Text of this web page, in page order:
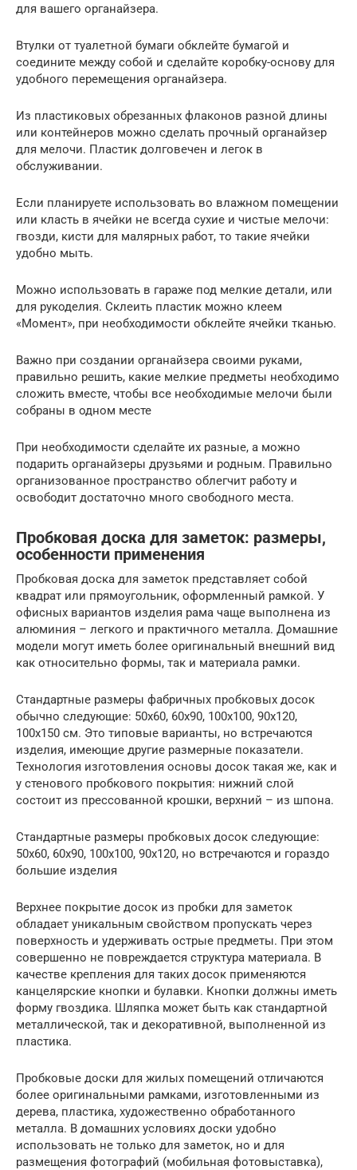
для вашего органайзера.
Втулки от туалетной бумаги обклейте бумагой и
соедините между собой и сделайте коробку-основу для
удобного перемещения органайзера.
Из пластиковых обрезанных флаконов разной длины
или контейнеров можно сделать прочный органайзер
для мелочи. Пластик долговечен и легок в
обслуживании.
Если планируете использовать во влажном помещении
или класть в ячейки не всегда сухие и чистые мелочи:
гвозди, кисти для малярных работ, то такие ячейки
удобно мыть.
Можно использовать в гараже под мелкие детали, или
для рукоделия. Склеить пластик можно клеем
«Момент», при необходимости обклейте ячейки тканью.
Важно при создании органайзера своими руками,
правильно решить, какие мелкие предметы необходимо
сложить вместе, чтобы все необходимые мелочи были
собраны в одном месте
При необходимости сделайте их разные, а можно
подарить органайзеры друзьями и родным. Правильно
организованное пространство облегчит работу и
освободит достаточно много свободного места.
Пробковая доска для заметок: размеры,
особенности применения
Пробковая доска для заметок представляет собой
квадрат или прямоугольник, оформленный рамкой. У
офисных вариантов изделия рама чаще выполнена из
алюминия – легкого и практичного металла. Домашние
модели могут иметь более оригинальный внешний вид
как относительно формы, так и материала рамки.
Стандартные размеры фабричных пробковых досок
обычно следующие: 50х60, 60х90, 100х100, 90х120,
100х150 см. Это типовые варианты, но встречаются
изделия, имеющие другие размерные показатели.
Технология изготовления основы досок такая же, как и
у стенового пробкового покрытия: нижний слой
состоит из прессованной крошки, верхний – из шпона.
Стандартные размеры пробковых досок следующие:
50х60, 60х90, 100х100, 90х120, но встречаются и гораздо
большие изделия
Верхнее покрытие досок из пробки для заметок
обладает уникальным свойством пропускать через
поверхность и удерживать острые предметы. При этом
совершенно не повреждается структура материала. В
качестве крепления для таких досок применяются
канцелярские кнопки и булавки. Кнопки должны иметь
форму гвоздика. Шляпка может быть как стандартной
металлической, так и декоративной, выполненной из
пластика.
Пробковые доски для жилых помещений отличаются
более оригинальными рамками, изготовленными из
дерева, пластика, художественно обработанного
металла. В домашних условиях доски удобно
использовать не только для заметок, но и для
размещения фотографий (мобильная фотовыставка),